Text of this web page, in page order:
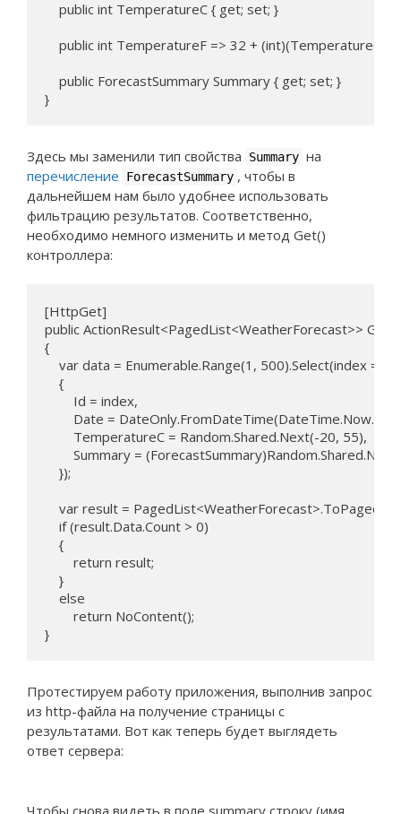
    public int TemperatureC { get; set; }
public int TemperatureF => 32 + (int)(TemperatureC /
    public ForecastSummary Summary { get; set; }
}
Здесь мы заменили тип свойства Summary на
перечисление
ForecastSummary , чтобы в
дальнейшем нам было удобнее использовать
фильтрацию результатов. Соответственно,
необходимо немного изменить и метод Get()
контроллера:
[HttpGet]
public ActionResult<PagedList<WeatherForecast>>
{
var data = Enumerable.Range(1, 500).Select(index
    {
        Id = index,
Date =
        TemperatureC = Random.Shared.Next(-20, 55),
Summary =
    });
var result =
    if (result.Data.Count > 0)
    {
        return result;
    }
    else
        return NoContent();
}
Протестируем работу приложения, выполнив запрос
из http-файла на получение страницы с
результатами. Вот как теперь будет выглядеть
ответ сервера:
Чтобы снова видеть в поле summary строку (имя